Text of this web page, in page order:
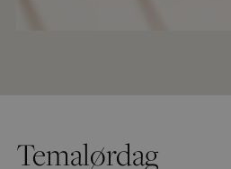
Temalørdag